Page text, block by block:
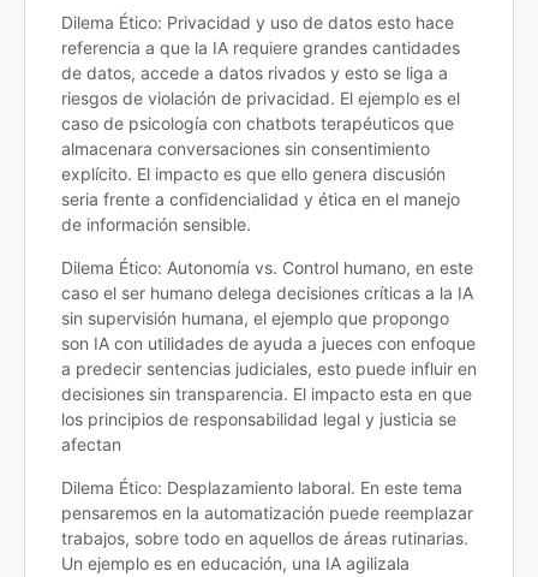
Dilema Ético: Privacidad y uso de datos esto hace
referencia a que la IA requiere grandes cantidades
de datos, accede a datos rivados y esto se liga a
riesgos de violación de privacidad. El ejemplo es el
caso de psicología con chatbots terapéuticos que
almacenara conversaciones sin consentimiento
explícito. El impacto es que ello genera discusión
seria frente a confidencialidad y ética en el manejo
de información sensible.
Dilema Ético: Autonomía vs. Control humano, en este
caso el ser humano delega decisiones críticas a la IA
sin supervisión humana, el ejemplo que propongo
son IA con utilidades de ayuda a jueces con enfoque
a predecir sentencias judiciales, esto puede influir en
decisiones sin transparencia. El impacto esta en que
los principios de responsabilidad legal y justicia se
afectan
Dilema Ético: Desplazamiento laboral. En este tema
pensaremos en la automatización puede reemplazar
trabajos, sobre todo en aquellos de áreas rutinarias.
Un ejemplo es en educación, una IA agilizala